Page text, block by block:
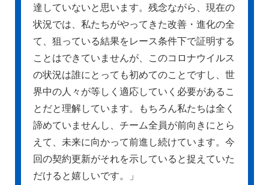
達していないと思います。残念ながら、現在の
状況では、私たちがやってきた改善・進化の全
て、狙っている結果をレース条件下で証明する
ことはできていませんが、このコロナウイルス
の状況は誰にとっても初めてのことですし、世
界中の人々が等しく適応していく必要があるこ
とだと理解しています。もちろん私たちは全く
諦めていませんし、チーム全員が前向きにとら
えて、未来に向かって前進し続けています。今
回の契約更新がそれを示していると捉えていた
だけると嬉しいです。」